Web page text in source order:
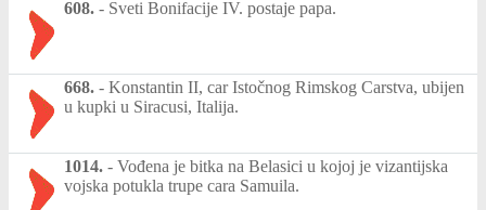
608. - Sveti Bonifacije IV. postaje papa.
668. - Konstantin II, car Istočnog Rimskog Carstva, ubijen
u kupki u Siracusi, Italija.
1014. - Vođena je bitka na Belasici u kojoj je vizantijska
vojska potukla trupe cara Samuila.